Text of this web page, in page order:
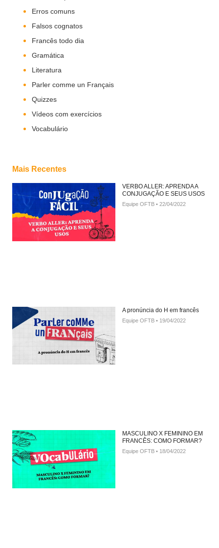
Erros comuns
Falsos cognatos
Francês todo dia
Gramática
Literatura
Parler comme un Français
Quizzes
Vídeos com exercícios
Vocabulário
Mais Recentes
VERBO ALLER: APRENDA A
CONJUGAÇÃO E SEUS USOS
Equipe OFTB 22/04/2022
A pronúncia do H em francês
Equipe OFTB 19/04/2022
MASCULINO X FEMININO EM
FRANCÊS: COMO FORMAR?
Equipe OFTB 18/04/2022